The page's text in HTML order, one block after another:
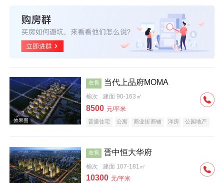
效果图
在售 当代上品府MOMA
榆次 建面 90-163㎡
8500 元/平米
普通住宅 公寓 商业街商铺 洋房
公园地产
在售 晋中恒大华府
榆次 建面 107-181㎡
10300 元/平米